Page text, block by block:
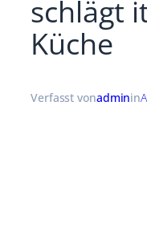
schlägt
Küche
Verfasst vonadminin